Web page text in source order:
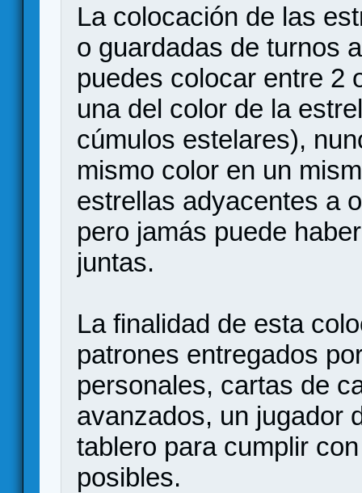
La colocación de las
o guardadas de turnos
puedes colocar entre 2
una del color de la
cúmulos estelares),
mismo color en un
estrellas adyacentes a
pero jamás puede
juntas.
La finalidad de esta
patrones entregados
personales, cartas de
avanzados, un jugador
tablero para cumplir
posibles.